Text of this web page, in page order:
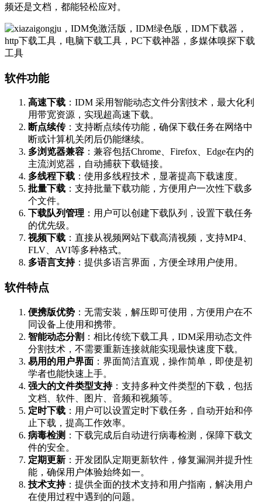
频还是文档，都能轻松应对。
软件功能
高速下载 ：IDM 采用智能动态文件分割技术，最大化利
用带宽资源，实现超高速下载。
断点续传：支持断点续传功能，确保下载任务在网络中
断或计算机关闭后仍能继续。
多浏览器兼容 ：兼容包括Chrome、Firefox、Edge在内的
主流浏览器，自动捕获下载链接。
多线程下载 ：使用多线程技术，显著提高下载速度。
批量下载 ：支持批量下载功能，方便用户一次性下载多
个文件。
下载队列管理 ：用户可以创建下载队列，设置下载任务
的优先级。
视频下载 ：直接从视频网站下载高清视频，支持MP4、
FLV、AVI等多种格式。
多语言支持：提供多语言界面，方便全球用户使用。
软件特点
便携版优势 ：无需安装，解压即可使用，方便用户在不
同设备上使用和携带。
智能动态分割 ：相比传统下载工具，IDM采用动态文件
分割技术，不需要重新连接就能实现最快速度下载。
易用的用户界面 ：界面简洁直观，操作简单，即使是初
学者也能快速上手。
强大的文件类型支持：支持多种文件类型的下载，包括
文档、软件、图片、音频和视频等。
定时下载 ：用户可以设置定时下载任务，自动开始和停
止下载，提高工作效率。
病毒检测 ：下载完成后自动进行病毒检测，保障下载文
件的安全。
定期更新 ：开发团队定期更新软件，修复漏洞并提升性
能，确保用户体验始终如一。
技术支持：提供全面的技术支持和用户指南，解决用户
在使用过程中遇到的问题。